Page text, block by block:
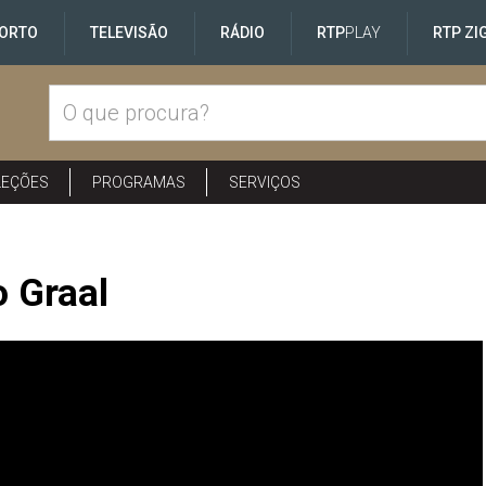
TELEVISÃO RÁDIO RTPPLAY RTP
PROGRAMAS SERVIÇOS